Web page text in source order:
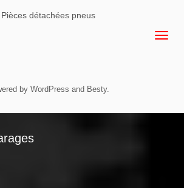
Pièces détachées pneus
by WordPress and Besty.